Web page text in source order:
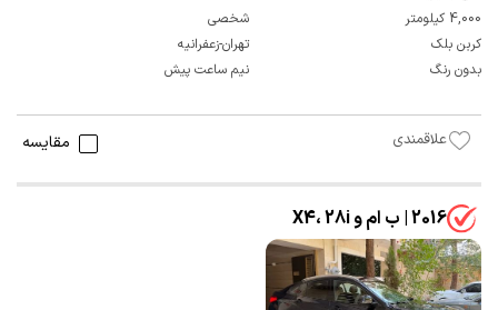
4,000 کیلومتر
شخصی
کربن بلک
تهران-زعفرانیه
بدون رنگ
نیم ساعت پیش
علاقمندی مقایسه
2016 | ب ام و X4، 28i